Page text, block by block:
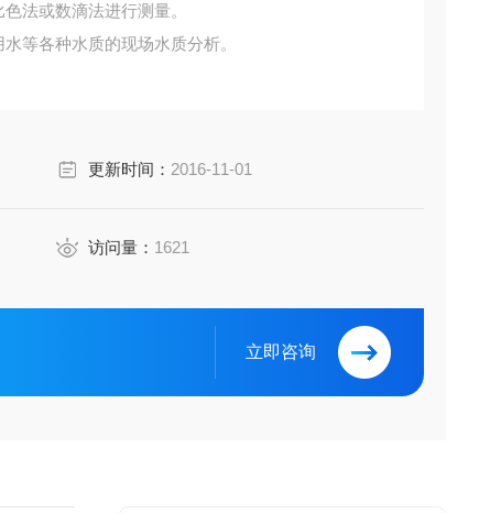
法或数滴法进行测量。
等各种水质的现场水质分析。
更新时间： 2016-11-01
访问量： 1621
立即咨询